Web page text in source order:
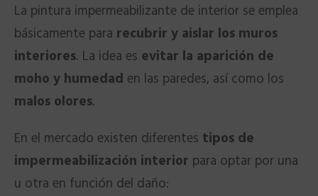
La pintura impermeabilizante de interior se emplea
básicamente para recubrir y aislar los muros
interiores. La idea es evitar la aparición de
moho y humedad en las paredes, así como los
malos olores.
En el mercado existen diferentes tipos de
impermeabilización interior para optar por una
u otra en función del daño: